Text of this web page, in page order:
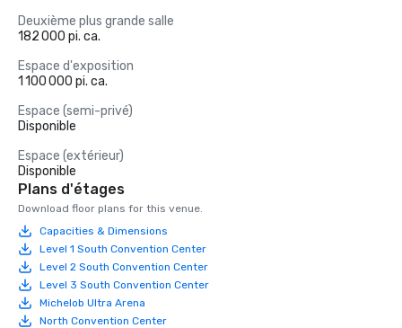
Deuxième plus grande salle
182 000 pi. ca.
Espace d'exposition
1 100 000 pi. ca.
Espace (semi-privé)
Disponible
Espace (extérieur)
Disponible
Plans d'étages
Download floor plans for this venue.
Capacities & Dimensions
Level 1 South Convention Center
Level 2 South Convention Center
Level 3 South Convention Center
Michelob Ultra Arena
North Convention Center